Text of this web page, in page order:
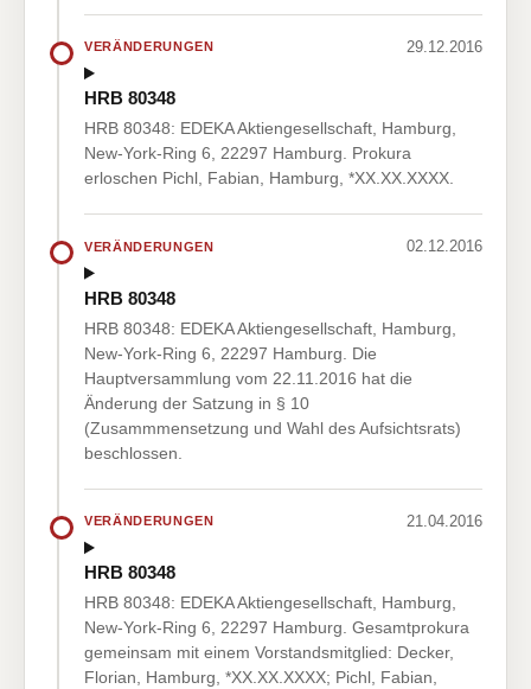
VERÄNDERUNGEN 29.12.2016
HRB 80348
HRB 80348: EDEKA Aktiengesellschaft, Hamburg,
New-York-Ring 6, 22297 Hamburg. Prokura
erloschen Pichl, Fabian, Hamburg, *XX.XX.XXXX.
VERÄNDERUNGEN 02.12.2016
HRB 80348
HRB 80348: EDEKA Aktiengesellschaft, Hamburg,
New-York-Ring 6, 22297 Hamburg. Die
Hauptversammlung vom 22.11.2016 hat die
Änderung der Satzung in § 10
(Zusammmensetzung und Wahl des Aufsichtsrats)
beschlossen.
VERÄNDERUNGEN 21.04.2016
HRB 80348
HRB 80348: EDEKA Aktiengesellschaft, Hamburg,
New-York-Ring 6, 22297 Hamburg. Gesamtprokura
gemeinsam mit einem Vorstandsmitglied: Decker,
Florian, Hamburg, *XX.XX.XXXX; Pichl, Fabian,